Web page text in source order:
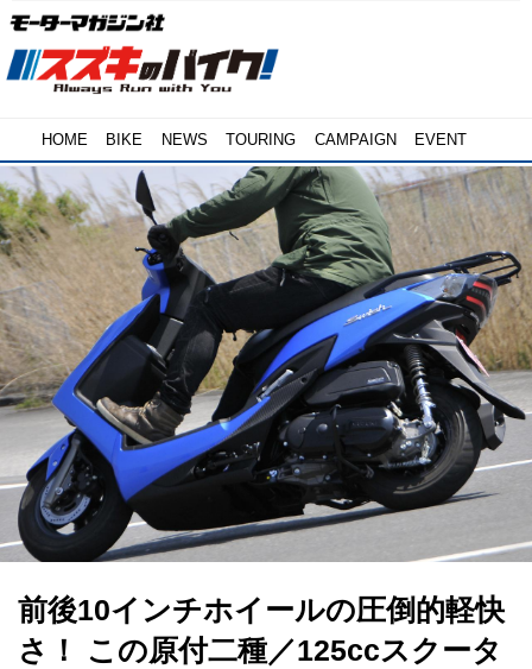
HOME BIKE NEWS TOURING CAMPAIGN EVENT
前後10インチホイールの圧倒的軽快
さ！ この原付二種／125ccスクータ